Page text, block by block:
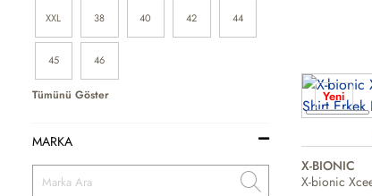
XXL 38 40 42 44
45 46
Tümünü Göster
MARKA
Yeni
X-BIONIC